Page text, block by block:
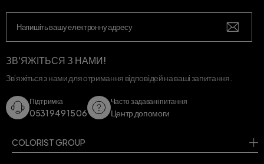
ЗВ'ЯЖІТЬСЯ З НАМИ!
Зв'яжіться з нами для отримання відповідей на ваші запитання.
Підтримка
0531 949 15 06
Часто задавані питання
Центр допомоги
COLORIST GROUP